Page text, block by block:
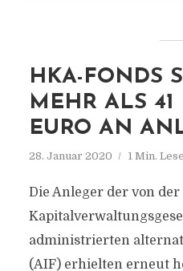
HKA-FONDS
MEHR ALS
EURO AN
28. Januar 2020 1 Min.
Die Anleger der von der
administrierten
(AIF) erhielten erneut